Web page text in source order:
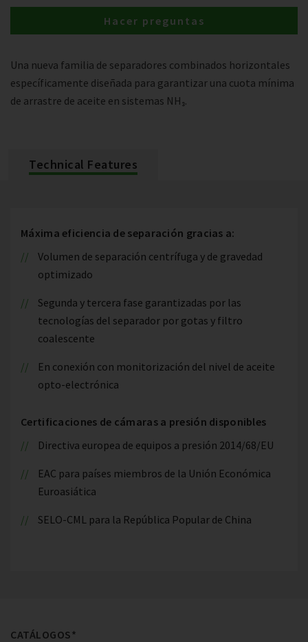
Una nueva familia de separadores combinados horizontales
específicamente diseñada para garantizar una cuota mínima
de arrastre de aceite en sistemas NH₃.
Hacer preguntas
Technical Features
Máxima eficiencia de separación gracias a:
Volumen de separación centrífuga y de gravedad
optimizado
Segunda y tercera fase garantizadas por las
tecnologías del separador por gotas y filtro
coalescente
En conexión con monitorización del nivel de aceite
opto-electrónica
Certificaciones de cámaras a presión disponibles
Directiva europea de equipos a presión 2014/68/EU
EAC para países miembros de la Unión Económica
Euroasiática
SELO-CML para la República Popular de China
CATÁLOGOS*